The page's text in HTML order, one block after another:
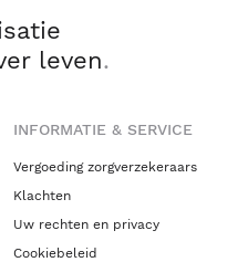
leven.
INFORMATIE & SERVICE
Vergoeding zorgverzekeraars
Klachten
Uw rechten en privacy
Cookiebeleid